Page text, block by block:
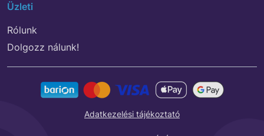
Üzleti
Rólunk
Dolgozz nálunk!
Adatkezelési tájékoztató